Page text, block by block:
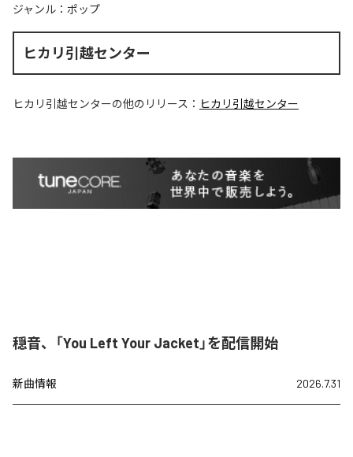
ジャンル： ポップ
ヒカリ引越センター
ヒカリ引越センターの他のリリース： ヒカリ引越センター
穏音、「You Left Your Jacket」を配信開始
新曲情報 2026.7.31